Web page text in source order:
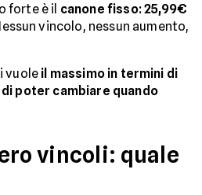
forte è il canone fisso: 25,99€
vincolo, nessun aumento,
vuole il massimo in termini di
di poter cambiare quando
vincoli: quale